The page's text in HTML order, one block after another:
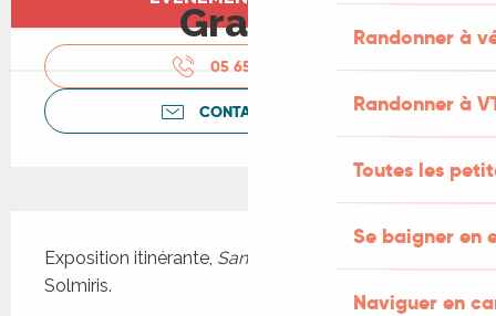
Randonner à
Randonner à
Toutes les
Se baigner en
Naviguer en
Gratuit
05 65 41 30
CONTACTEZ-NOUS
Exposition itinérante, Sanctuaire
Solmiris.